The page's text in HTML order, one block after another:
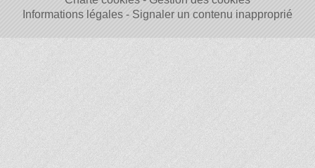
Informations légales
Signaler un contenu inapproprié